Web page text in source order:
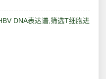
DNA表达谱,筛选T细胞进